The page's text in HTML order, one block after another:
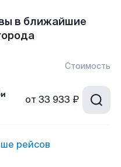
в ближайшие
Стоимость
от 33 933 ₽
рейсов